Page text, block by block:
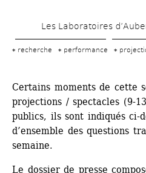
au
contenu
Les Laboratoires
recherche performance
Certains moments de cette
projections / spectacles (9-
publics, ils sont indiqués ci-
d’ensemble des questions
semaine.
Le dossier de presse